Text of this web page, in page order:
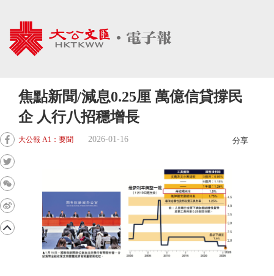
焦點新聞/減息0.25厘 萬億信貸撐民
企 人行八招穩增長
大公報 A1：要聞 2026-01-16 分享